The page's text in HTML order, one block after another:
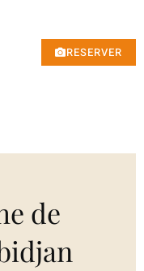
RESERVER
de